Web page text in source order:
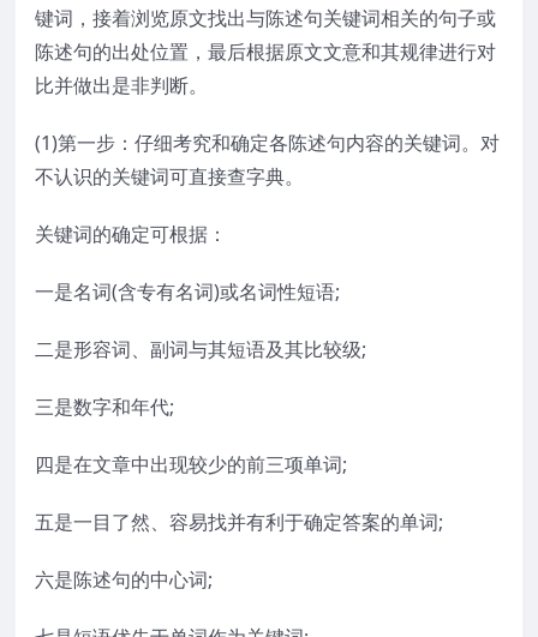
键词，接着浏览原文找出与陈述句关键词相关的句子或
陈述句的出处位置，最后根据原文文意和其规律进行对
比并做出是非判断。
(1)第一步：仔细考究和确定各陈述句内容的关键词。对
不认识的关键词可直接查字典。
关键词的确定可根据：
一是名词(含专有名词)或名词性短语;
二是形容词、副词与其短语及其比较级;
三是数字和年代;
四是在文章中出现较少的前三项单词;
五是一目了然、容易找并有利于确定答案的单词;
六是陈述句的中心词;